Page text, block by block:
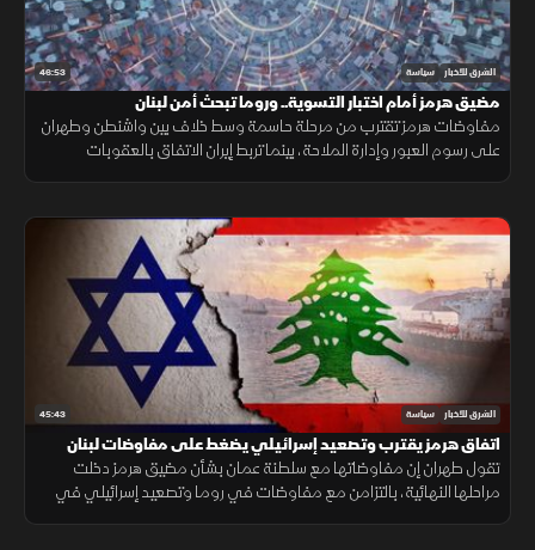
46:53 الشرق للأخبار سياسة
مضيق هرمز أمام اختبار التسوية.. وروما تبحث أمن لبنان
مفاوضات هرمز تقترب من مرحلة حاسمة وسط خلاف بين واشنطن وطهران
على رسوم العبور وإدارة الملاحة، بينما تربط إيران الاتفاق بالعقوبات
45:43 الشرق للأخبار سياسة
اتفاق هرمز يقترب وتصعيد إسرائيلي يضغط على مفاوضات لبنان
تقول طهران إن مفاوضاتها مع سلطنة عمان بشأن مضيق هرمز دخلت
مراحلها النهائية، بالتزامن مع مفاوضات في روما وتصعيد إسرائيلي في